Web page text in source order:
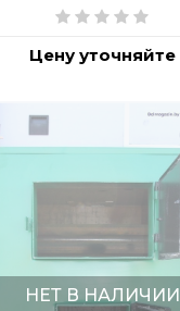
Цену уточняйте
НЕТ В НАЛИЧИИ